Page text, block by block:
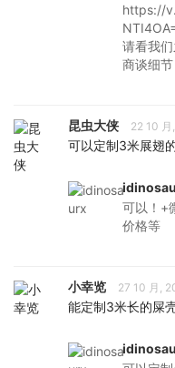
https://
请看我
商谈细节
昆虫大侠 22 10
可以定制3米展翅
可以！+
价格等
小幸览 27 10 月,
能定制3米长的屎